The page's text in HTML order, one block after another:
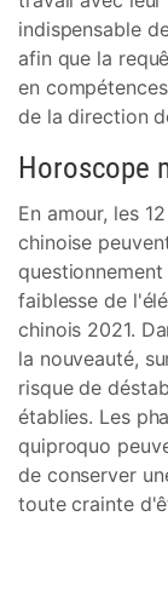
indispensable
afin que la
en
de la direction
Horoscope
En amour, les
chinoise
faiblesse de
chinois 2021.
la nouveauté,
risque de
établies. Les
quiproquo
de conserver
toute crainte